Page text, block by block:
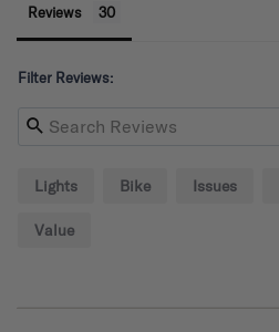
Reviews
Filter Reviews:
Lights Bike Issues
Value